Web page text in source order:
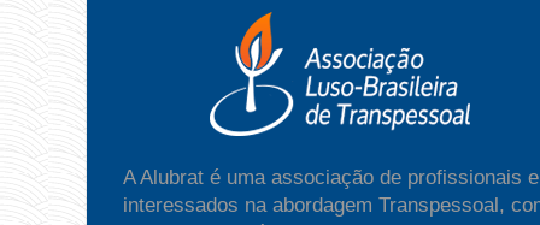
A Alubrat é uma associação de profissionais e
interessados na abordagem Transpessoal,